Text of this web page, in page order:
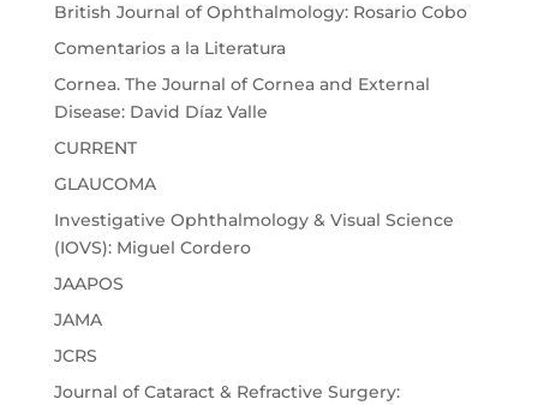
British Journal of Ophthalmology: Rosario Cobo
Comentarios a la Literatura
Cornea. The Journal of Cornea and External
Disease: David Díaz Valle
CURRENT
GLAUCOMA
Investigative Ophthalmology & Visual Science
(IOVS): Miguel Cordero
JAAPOS
JAMA
JCRS
Journal of Cataract & Refractive Surgery: